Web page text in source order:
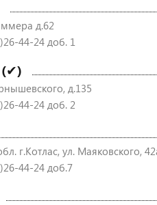
д.62
44-24 доб. 1
(✔)
д.135
44-24 доб. 2
г.Котлас, ул. Маяковского,
44-24 доб.7